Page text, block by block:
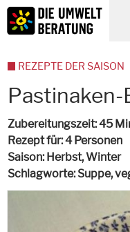
Inhalt
Suche
Zubereitungszeit 45
Rezept für 4 Personen
Saison Herbst, Winter
Schlagworte Suppe,
REZEPTE DER SAISON